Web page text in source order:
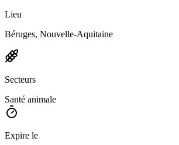
Lieu
Béruges, Nouvelle-Aquitaine
Secteurs
Santé animale
Expire le